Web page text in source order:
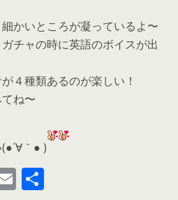
かいところが凝っているよ〜
チャの時に英語のボイスが出
４種類あるのが楽しい！
ね〜
｀● )
E